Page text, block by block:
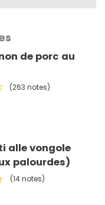
de porc au
(263 notes)
alle vongole
palourdes)
(14 notes)